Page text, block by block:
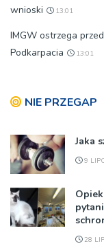
wnioski
13:01
IMGW ostrzega
Podkarpacia
13:01
NIE PRZEGAP
Jaka
9
28